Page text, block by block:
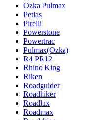
Ozka Pulmax
Petlas
Pirelli
Powerstone
Powertrac
Pulmax(Ozka)
R4 PR12
Rhino King
Riken
Roadguider
Roadhiker
Roadlux
Roadmax